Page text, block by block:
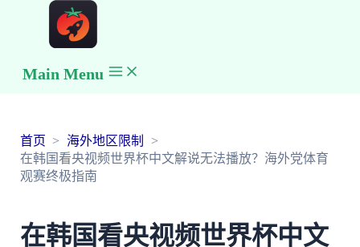
Main Menu
首页
海外地区限制
在韩国看央视频世界杯中文解说无法播放？海外党体育
观赛终极指南
在韩国看央视频世界杯中文